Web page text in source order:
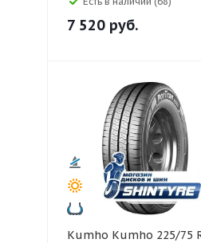
7 520 руб.
Kumho Kumho 225/75 R16C